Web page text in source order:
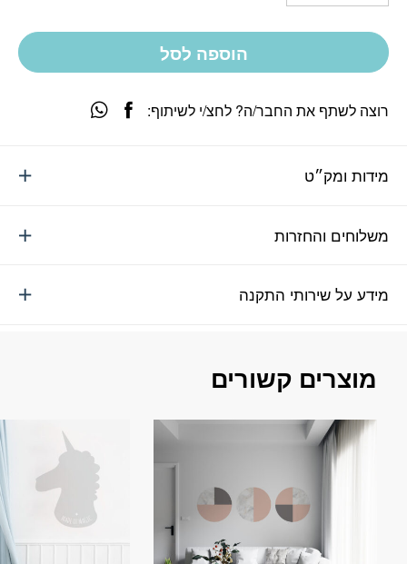
הוספה לסל
מידות ומק״ט
משלוחים והחזרות
מידע על שירותי התקנה
רוצה לשתף את החבר/ה? לחצ/י לשיתוף:
מוצרים קשורים